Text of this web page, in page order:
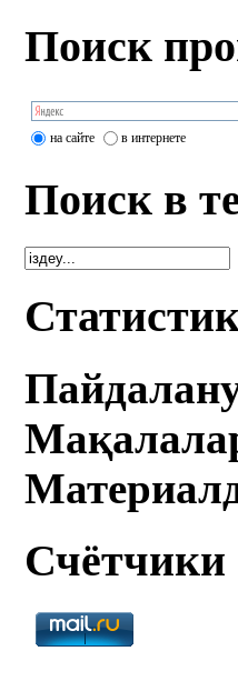
Поиск
на сайте в интернете
Поиск в
Счётчики